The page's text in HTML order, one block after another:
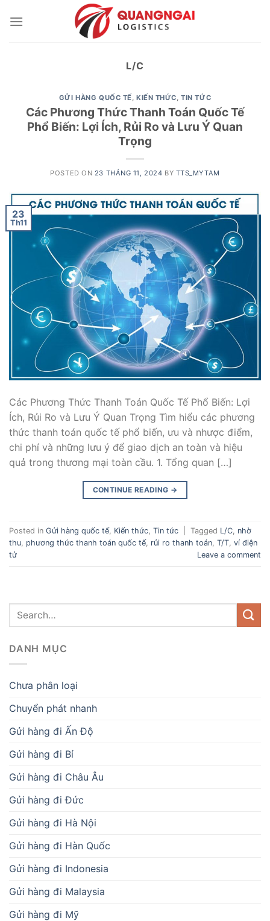
L/C
GỬI HÀNG QUỐC TẾ, KIẾN THỨC,TIN TỨC
Các Phương Thức Thanh Toán Quốc Tế
Phổ Biến: Lợi Ích, Rủi Ro và Lưu Ý Quan
Trọng
POSTED ON 23 THÁNG 11, 2024 BY TTS_MYTAM
23
Th11
Các Phương Thức Thanh Toán Quốc Tế Phổ Biến: Lợi
Ích, Rủi Ro và Lưu Ý Quan Trọng Tìm hiểu các phương
thức thanh toán quốc tế phổ biến, ưu và nhược điểm,
chi phí và những lưu ý để giao dịch an toàn và hiệu
quả trong thương mại toàn cầu. 1. Tổng quan […]
CONTINUE READING →
Posted in Gửi hàng quốc tế, Kiến thức, Tin tức Tagged L/C, nhờ
thu, phương thức thanh toán quốc tế, rủi ro thanh toán, T/T, ví điện
tử
Leave a comment
DANH MỤC
Chưa phân loại
Chuyển phát nhanh
Gửi hàng đi Ấn Độ
Gửi hàng đi Bỉ
Gửi hàng đi Châu Âu
Gửi hàng đi Đức
Gửi hàng đi Hà Nội
Gửi hàng đi Hàn Quốc
Gửi hàng đi Indonesia
Gửi hàng đi Malaysia
Gửi hàng đi Mỹ